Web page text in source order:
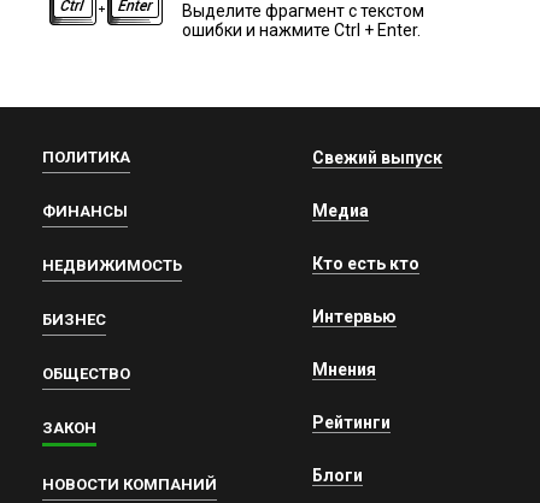
Выделите фрагмент с текстом
ошибки и нажмите Ctrl + Enter.
ПОЛИТИКА
ФИНАНСЫ
НЕДВИЖИМОСТЬ
БИЗНЕС
ОБЩЕСТВО
ЗАКОН
НОВОСТИ КОМПАНИЙ
Свежий выпуск
Медиа
Кто есть кто
Интервью
Мнения
Рейтинги
Блоги